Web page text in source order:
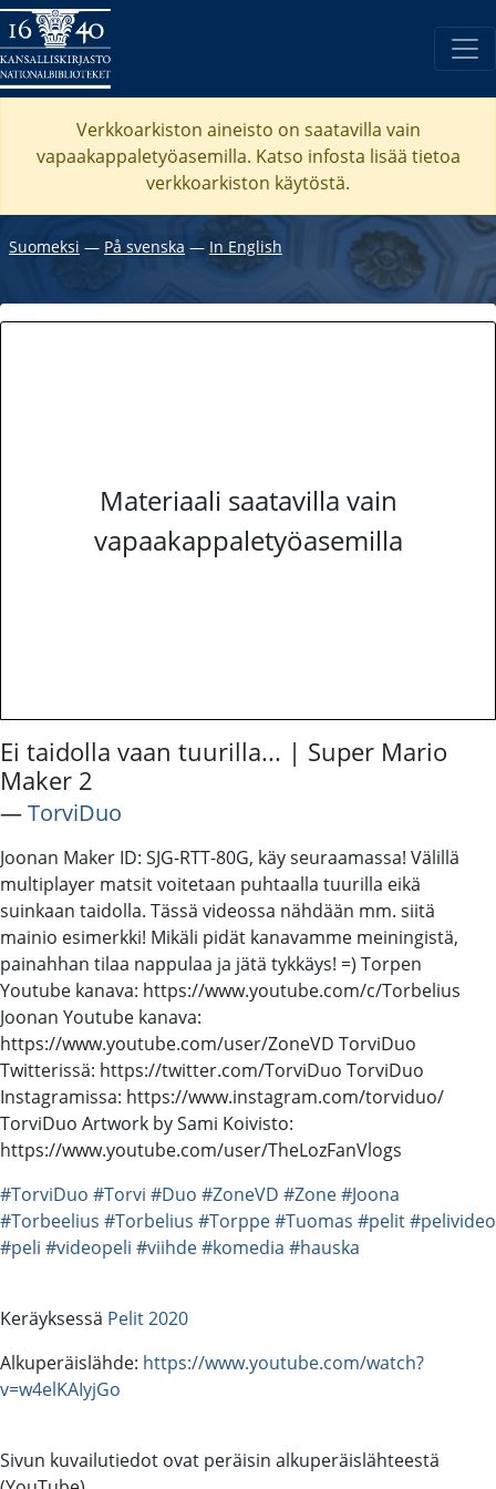
Verkkoarkiston aineisto on saatavilla vain
vapaakappaletyöasemilla. Katso infosta lisää tietoa
verkkoarkiston käytöstä.
Suomeksi ― På svenska ― In English
Materiaali saatavilla vain
vapaakappaletyöasemilla
Ei taidolla vaan tuurilla... | Super Mario
Maker 2
―TorviDuo
Joonan Maker ID: SJG-RTT-80G, käy seuraamassa! Välillä
multiplayer matsit voitetaan puhtaalla tuurilla eikä
suinkaan taidolla. Tässä videossa nähdään mm. siitä
mainio esimerkki! Mikäli pidät kanavamme meiningistä,
painahhan tilaa nappulaa ja jätä tykkäys! =) Torpen
Youtube kanava: https://www.youtube.com/c/Torbelius
Joonan Youtube kanava:
https://www.youtube.com/user/ZoneVD TorviDuo
Twitterissä: https://twitter.com/TorviDuo TorviDuo
Instagramissa: https://www.instagram.com/torviduo/
TorviDuo Artwork by Sami Koivisto:
https://www.youtube.com/user/TheLozFanVlogs
#TorviDuo #Torvi #Duo #ZoneVD #Zone#Joona
#Torbeelius #Torbelius #Torppe#Tuomas #pelit#pelivideo
#peli #videopeli #viihde#komedia #hauska
Keräyksessä Pelit 2020
Alkuperäislähde: https://www.youtube.com/watch?
v=w4elKAIyjGo
Sivun kuvailutiedot ovat peräisin alkuperäislähteestä